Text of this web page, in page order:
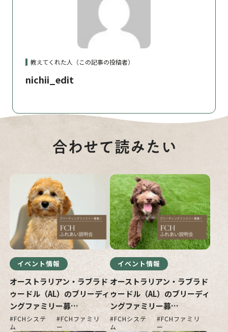
教えてくれた人（この記事の投稿者）
nichii_edit
イベント情報
オーストラリアン・ラブラド
ゥードル（AL）のブリーディ
ングファミリー募…
FCHシステ
ム
FCHファミリ
ー
イベント情報
オーストラリアン・ラブラド
ゥードル（AL）のブリーディ
ングファミリー募…
FCHシステ
ム
FCHファミリ
ー